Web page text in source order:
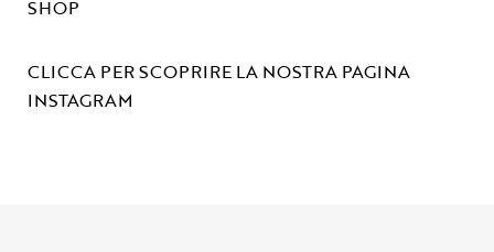
SHOP
CLICCA PER SCOPRIRE LA NOSTRA PAGINA
INSTAGRAM